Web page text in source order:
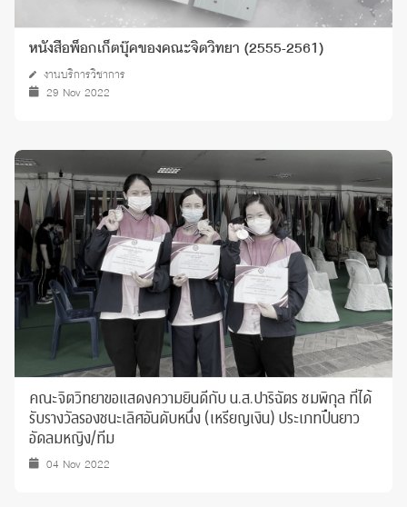
หนังสือพ็อกเก็ตบุ๊คของคณะจิตวิทยา (2555-2561)
งานบริการวิชาการ
29 Nov 2022
คณะจิตวิทยาขอแสดงความยินดี​กับ น.ส.ปาริฉัตร​ ชมพิกุล​ ที่ได้
รับรางวัลรองชนะเลิศ​อันดับหนึ่ง​ (เหรียญเงิน)​ ประเภทปืนยาว
อัดลมหญิง/ทีม
04 Nov 2022